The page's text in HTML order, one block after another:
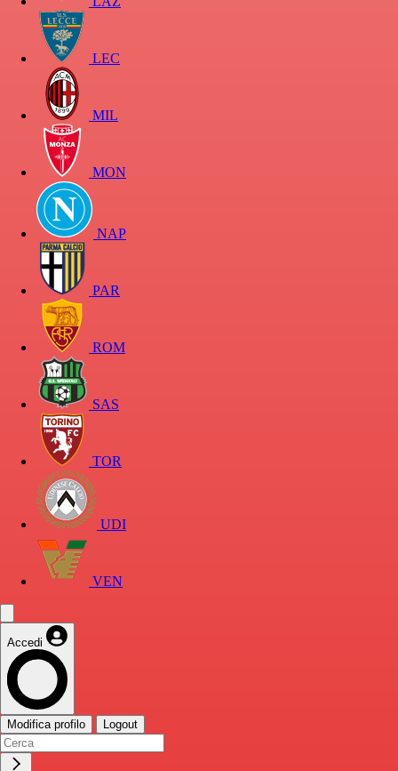
LEC
MIL
MON
NAP
PAR
ROM
SAS
TOR
UDI
VEN
Accedi
Modifica profilo Logout